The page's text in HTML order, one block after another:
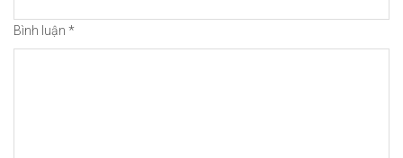
Bình luận *